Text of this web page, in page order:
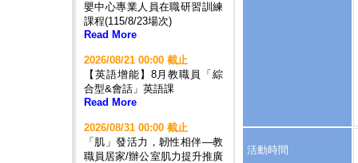
嬰中心專業人員在職研習訓練
課程(115/8/23場次)
Read More
2026/08/21 00:00 截止
【英語增能】8月教職員「綜
合型&會話」英語課
Read More
2026/08/31 00:00 截止
「肌」發活力，韌性相伴—教
職員居家/辦公室肌力提升推廣
活動時間